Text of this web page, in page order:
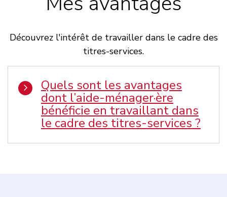
Découvrez l'intérêt de travailler dans le cadre des
titres-services.
Quels sont les avantages
dont l’aide-ménager·ère
bénéficie en travaillant dans
le cadre des titres-services ?